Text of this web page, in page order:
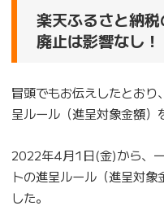
楽天ふるさと納
廃止は影響なし！
冒頭でもお伝えしたとお
呈ルール（進呈対象金額）
2022年4月1日(金)から、
トの進呈ルール（進呈対
した。